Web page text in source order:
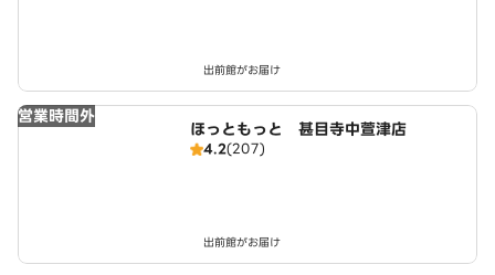
出前館がお届け
営業時間外
ほっともっと 甚目寺中萱津店
4.2(207)
出前館がお届け